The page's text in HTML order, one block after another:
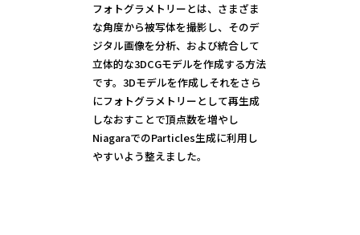
フォトグラメトリーとは、さまざま
な角度から被写体を撮影し、そのデ
ジタル画像を分析、および統合して
立体的な3DCGモデルを作成する方法
です。3Dモデルを作成しそれをさら
にフォトグラメトリーとして再生成
しなおすことで頂点数を増やし
NiagaraでのParticles生成に利用し
やすいよう整えました。